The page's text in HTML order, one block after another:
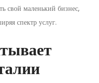
свой маленький бизнес,
спектр услуг.